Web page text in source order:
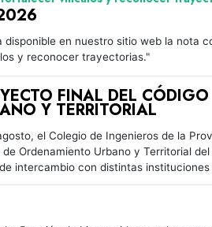
disponible en nuestro sitio web la nota
y reconocer trayectorias."
FINAL DEL CÓDIGO
Y TERRITORIAL
el Colegio de Ingenieros de la
de Ordenamiento Urbano y Territorial
intercambio con distintas